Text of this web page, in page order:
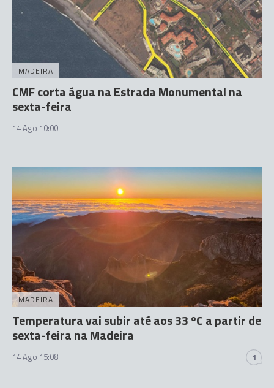
MADEIRA
CMF corta água na Estrada Monumental na
sexta-feira
14 Ago 10:00
MADEIRA
Temperatura vai subir até aos 33 ºC a partir de
sexta-feira na Madeira
14 Ago 15:08 1